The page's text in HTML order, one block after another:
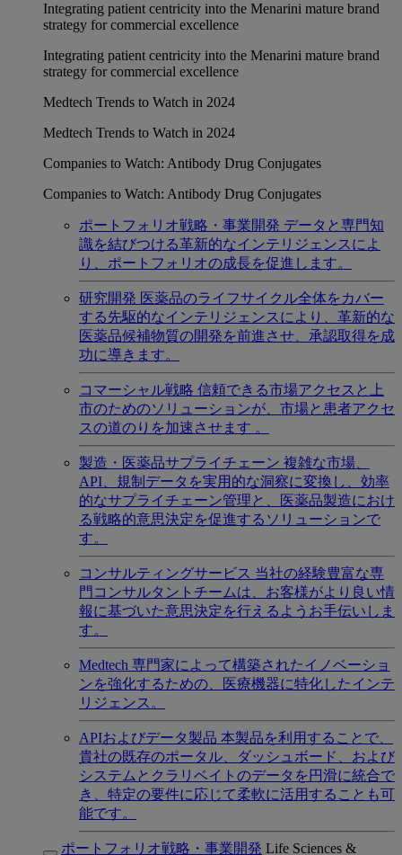
Integrating patient centricity into the Menarini mature brand
strategy for commercial excellence
Integrating patient centricity into the Menarini mature brand
strategy for commercial excellence
Medtech Trends to Watch in 2024
Medtech Trends to Watch in 2024
Companies to Watch: Antibody Drug Conjugates
Companies to Watch: Antibody Drug Conjugates
ポートフォリオ戦略・事業開発 データと専門知
識を結びつける革新的なインテリジェンスによ
り、ポートフォリオの成長を促進します。
研究開発 医薬品のライフサイクル全体をカバー
する先駆的なインテリジェンスにより、革新的な
医薬品候補物質の開発を前進させ、承認取得を成
功に導きます。
コマーシャル戦略 信頼できる市場アクセスと上
市のためのソリューションが、市場と患者アクセ
スの道のりを加速させます 。
製造・医薬品サプライチェーン 複雑な市場、
API、規制データを実用的な洞察に変換し、効率
的なサプライチェーン管理と、医薬品製造におけ
る戦略的意思決定を促進するソリューションで
す。
コンサルティングサービス 当社の経験豊富な専
門コンサルタントチームは、お客様がより良い情
報に基づいた意思決定を行えるようお手伝いしま
す。
Medtech 専門家によって構築されたイノベーショ
ンを強化するための、医療機器に特化したインテ
リジェンス。
APIおよびデータ製品 本製品を利用することで、
貴社の既存のポータル、ダッシュボード、および
システムとクラリベイトのデータを円滑に統合で
き、特定の要件に応じて柔軟に活用することも可
能です。
ポートフォリオ戦略・事業開発 Life Sciences &